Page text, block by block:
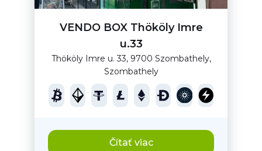
VENDO BOX Thököly Imre
u.33
Thököly Imre u. 33, 9700 Szombathely,
Szombathely
Čítať viac